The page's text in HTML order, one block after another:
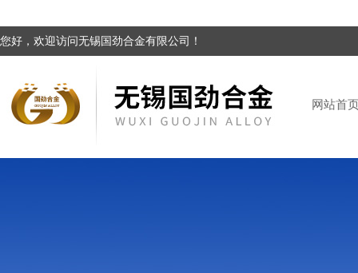
您好，欢迎访问无锡国劲合金有限公司！
网站首